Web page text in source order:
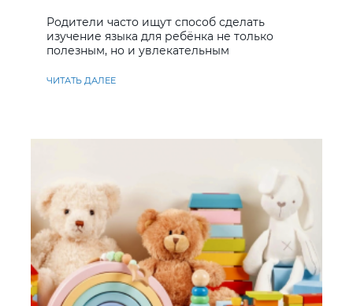
Родители часто ищут способ сделать
изучение языка для ребёнка не только
полезным, но и увлекательным
ЧИТАТЬ ДАЛЕЕ